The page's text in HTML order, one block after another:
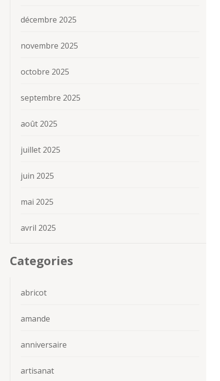
décembre 2025
novembre 2025
octobre 2025
septembre 2025
août 2025
juillet 2025
juin 2025
mai 2025
avril 2025
Categories
abricot
amande
anniversaire
artisanat